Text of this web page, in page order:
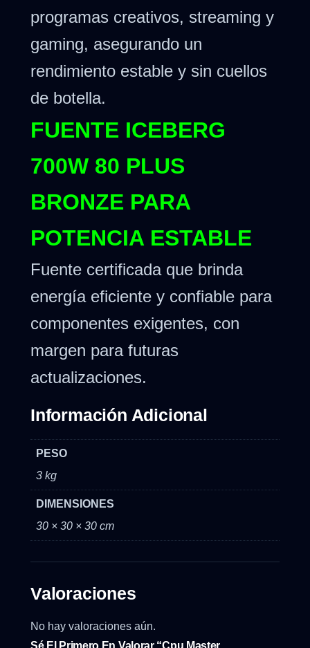
programas creativos, streaming y
gaming, asegurando un
rendimiento estable y sin cuellos
de botella.
FUENTE ICEBERG
700W 80 PLUS
BRONZE PARA
POTENCIA ESTABLE
Fuente certificada que brinda
energía eficiente y confiable para
componentes exigentes, con
margen para futuras
actualizaciones.
Información Adicional
PESO
3 kg
DIMENSIONES
30 × 30 × 30 cm
Valoraciones
No hay valoraciones aún.